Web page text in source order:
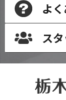
よ
ス